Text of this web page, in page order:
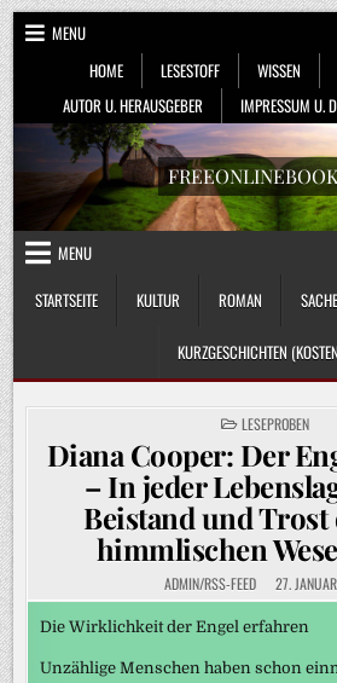
Skip
to
content
MENU
HOME
LESESTOFF WISSEN
AUTOR U. HERAUSGEBER
IMPRESSUM U.
MENU
STARTSEITE
KULTUR ROMAN
KURZGESCHICHTEN
POSTED
IN
LESEPROBEN
Diana Cooper: Der
– In jeder
Beistand und
himmlischen
ADMIN/RSS-FEED 27.
Die Wirklichkeit der Engel erfahren
Unzählige Menschen haben schon